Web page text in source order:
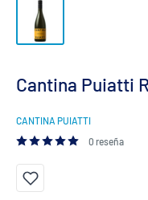
Cantina Puiatti
CANTINA PUIATTI
0 reseña